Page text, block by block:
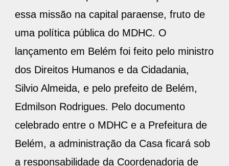
essa missão na capital paraense, fruto de
uma política pública do MDHC. O
lançamento em Belém foi feito pelo ministro
dos Direitos Humanos e da Cidadania,
Silvio Almeida, e pelo prefeito de Belém,
Edmilson Rodrigues. Pelo documento
celebrado entre o MDHC e a Prefeitura de
Belém, a administração da Casa ficará sob
a responsabilidade da Coordenadoria de